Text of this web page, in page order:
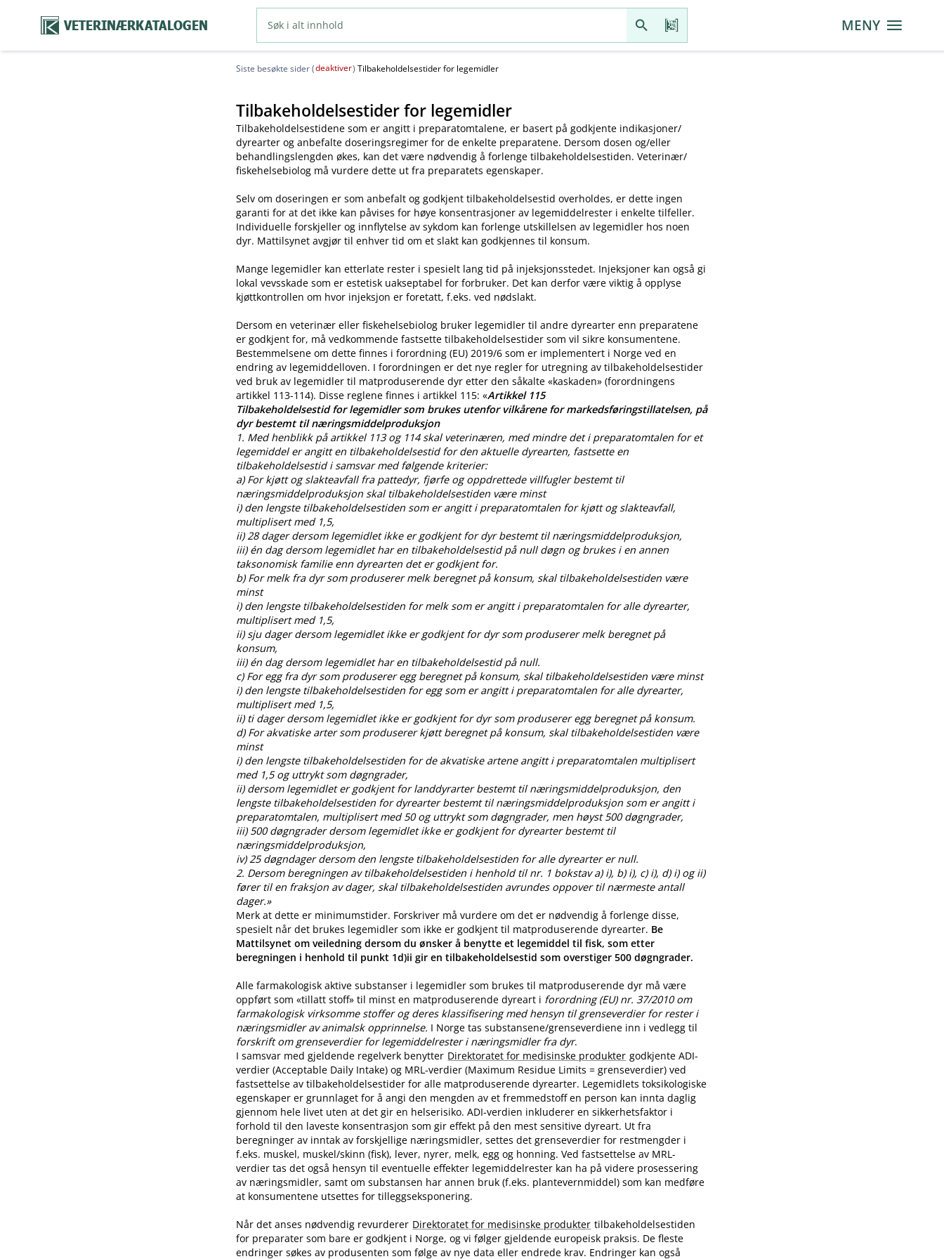
VETERINÆRKATALOGEN MENY
Siste besøkte sider (deaktiver) Tilbakeholdelsestider for legemidler
Tilbakeholdelsestider for legemidler
Tilbakeholdelsestidene som er angitt i preparatomtalene, er basert på godkjente indikasjoner​/​
dyrearter og anbefalte doseringsregimer for de enkelte preparatene. Dersom dosen og​/​eller
behandlingslengden økes, kan det være nødvendig å forlenge tilbakeholdelsestiden. Veterinær​/​
fiskehelsebiolog må vurdere dette ut fra preparatets egenskaper.
Selv om doseringen er som anbefalt og godkjent tilbakeholdelsestid overholdes, er dette ingen
garanti for at det ikke kan påvises for høye konsentrasjoner av legemiddelrester i enkelte tilfeller.
Individuelle forskjeller og innflytelse av sykdom kan forlenge utskillelsen av legemidler hos noen
dyr. Mattilsynet avgjør til enhver tid om et slakt kan godkjennes til konsum.
Mange legemidler kan etterlate rester i spesielt lang tid på injeksjonsstedet. Injeksjoner kan også gi
lokal vevsskade som er estetisk uakseptabel for forbruker. Det kan derfor være viktig å opplyse
kjøttkontrollen om hvor injeksjon er foretatt, f.eks. ved nødslakt.
Dersom en veterinær eller fiskehelsebiolog bruker legemidler til andre dyrearter enn preparatene
er godkjent for, må vedkommende fastsette tilbakeholdelsestider som vil sikre konsumentene.
Bestemmelsene om dette finnes i forordning (EU) 2019/6 som er implementert i Norge ved en
endring av legemiddelloven. I forordningen er det nye regler for utregning av tilbakeholdelsestider
ved bruk av legemidler til matproduserende dyr etter den såkalte «kaskaden» (forordningens
artikkel 113-114). Disse reglene finnes i artikkel 115: «Artikkel 115
Tilbakeholdelsestid for legemidler som brukes utenfor vilkårene for markedsføringstillatelsen, på
dyr bestemt til næringsmiddelproduksjon
1. Med henblikk på artikkel 113 og 114 skal veterinæren, med mindre det i preparatomtalen for et
legemiddel er angitt en tilbakeholdelsestid for den aktuelle dyrearten, fastsette en
tilbakeholdelsestid i samsvar med følgende kriterier:
a) For kjøtt og slakteavfall fra pattedyr, fjørfe og oppdrettede villfugler bestemt til
næringsmiddelproduksjon skal tilbakeholdelsestiden være minst
i) den lengste tilbakeholdelsestiden som er angitt i preparatomtalen for kjøtt og slakteavfall,
multiplisert med 1,5,
ii) 28 dager dersom legemidlet ikke er godkjent for dyr bestemt til næringsmiddelproduksjon,
iii) én dag dersom legemidlet har en tilbakeholdelsestid på null døgn og brukes i en annen
taksonomisk familie enn dyrearten det er godkjent for.
b) For melk fra dyr som produserer melk beregnet på konsum, skal tilbakeholdelsestiden være
minst
i) den lengste tilbakeholdelsestiden for melk som er angitt i preparatomtalen for alle dyrearter,
multiplisert med 1,5,
ii) sju dager dersom legemidlet ikke er godkjent for dyr som produserer melk beregnet på
konsum,
iii) én dag dersom legemidlet har en tilbakeholdelsestid på null.
c) For egg fra dyr som produserer egg beregnet på konsum, skal tilbakeholdelsestiden være minst
i) den lengste tilbakeholdelsestiden for egg som er angitt i preparatomtalen for alle dyrearter,
multiplisert med 1,5,
ii) ti dager dersom legemidlet ikke er godkjent for dyr som produserer egg beregnet på konsum.
d) For akvatiske arter som produserer kjøtt beregnet på konsum, skal tilbakeholdelsestiden være
minst
i) den lengste tilbakeholdelsestiden for de akvatiske artene angitt i preparatomtalen multiplisert
med 1,5 og uttrykt som døgngrader,
ii) dersom legemidlet er godkjent for landdyrarter bestemt til næringsmiddelproduksjon, den
lengste tilbakeholdelsestiden for dyrearter bestemt til næringsmiddelproduksjon som er angitt i
preparatomtalen, multiplisert med 50 og uttrykt som døgngrader, men høyst 500 døgngrader,
iii) 500 døgngrader dersom legemidlet ikke er godkjent for dyrearter bestemt til
næringsmiddelproduksjon,
iv) 25 døgndager dersom den lengste tilbakeholdelsestiden for alle dyrearter er null.
2. Dersom beregningen av tilbakeholdelsestiden i henhold til nr. 1 bokstav a) i), b) i), c) i), d) i) og ii)
fører til en fraksjon av dager, skal tilbakeholdelsestiden avrundes oppover til nærmeste antall
dager.»
Merk at dette er minimumstider. Forskriver må vurdere om det er nødvendig å forlenge disse,
spesielt når det brukes legemidler som ikke er godkjent til matproduserende dyrearter. Be
Mattilsynet om veiledning dersom du ønsker å benytte et legemiddel til fisk, som etter
beregningen i henhold til punkt 1d)ii gir en tilbakeholdelsestid som overstiger 500 døgngrader.
Alle farmakologisk aktive substanser i legemidler som brukes til matproduserende dyr må være
oppført som «tillatt stoff» til minst en matproduserende dyreart i forordning (EU) nr. 37/2010 om
farmakologisk virksomme stoffer og deres klassifisering med hensyn til grenseverdier for rester i
næringsmidler av animalsk opprinnelse. I Norge tas substansene​/​grenseverdiene inn i vedlegg til
forskrift om grenseverdier for legemiddelrester i næringsmidler fra dyr.
I samsvar med gjeldende regelverk benytter Direktoratet for medisinske produkter godkjente ADI-
verdier (Acceptable Daily Intake) og MRL-verdier (Maximum Residue Limits = grenseverdier) ved
fastsettelse av tilbakeholdelsestider for alle matproduserende dyrearter. Legemidlets toksikologiske
egenskaper er grunnlaget for å angi den mengden av et fremmedstoff en person kan innta daglig
gjennom hele livet uten at det gir en helserisiko. ADI-verdien inkluderer en sikkerhetsfaktor i
forhold til den laveste konsentrasjon som gir effekt på den mest sensitive dyreart. Ut fra
beregninger av inntak av forskjellige næringsmidler, settes det grenseverdier for restmengder i
f.eks. muskel, muskel​/​skinn (fisk), lever, nyrer, melk, egg og honning. Ved fastsettelse av MRL-
verdier tas det også hensyn til eventuelle effekter legemiddelrester kan ha på videre prosessering
av næringsmidler, samt om substansen har annen bruk (f.eks. plantevernmiddel) som kan medføre
at konsumentene utsettes for tilleggseksponering.
Når det anses nødvendig revurderer Direktoratet for medisinske produkter tilbakeholdelsestiden
for preparater som bare er godkjent i Norge, og vi følger gjeldende europeisk praksis. De fleste
endringer søkes av produsenten som følge av nye data eller endrede krav. Endringer kan også